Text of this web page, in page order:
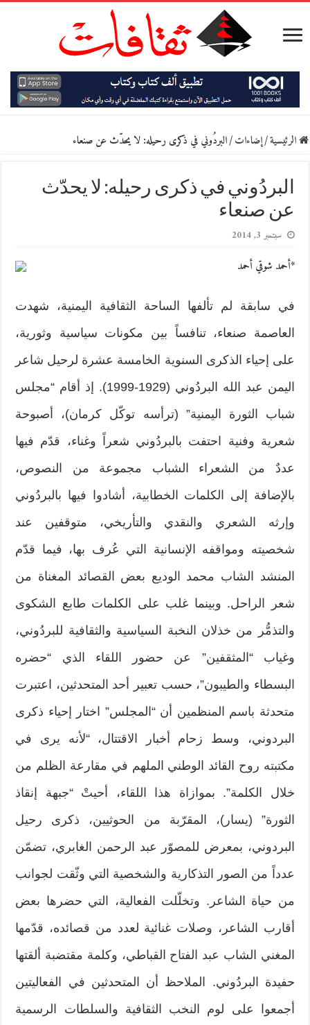
الرئيسية/إضاءات/البردُوني في ذكرى رحيله: لا يحدّث عن صنعاء
البردُوني في ذكرى رحيله: لا يحدّث
عن صنعاء
سبتمبر 3, 2014
*أحمد شوقي أحمد
في سابقة لم تألفها الساحة الثقافية اليمنية، شهدت
العاصمة صنعاء، تنافساً بين مكونات سياسية وثورية،
على إحياء الذكرى السنوية الخامسة عشرة لرحيل شاعر
اليمن عبد الله البردُوني (1929-1999). إذ أقام “مجلس
شباب الثورة اليمنية” (ترأسه توكّل كرمان)، أصبوحة
شعرية وفنية احتفت بالبردُوني شعراً وغناء، قدّم فيها
عددٌ من الشعراء الشباب مجموعة من النصوص،
بالإضافة إلى الكلمات الخطابية، أشادوا فيها بالبردُوني
وإرثه الشعري والنقدي والتأريخي، متوقفين عند
شخصيته ومواقفه الإنسانية التي عُرف بها، فيما قدّم
المنشد الشاب محمد الوديع بعض القصائد المغناة من
شعر الراحل. وبينما غلب على الكلمات طابع الشكوى
والتذمُّر من خذلان النخبة السياسية والثقافية للبردُوني،
وغياب “المثقفين” عن حضور اللقاء الذي “حضره
البسطاء والطيبون”، حسب تعبير أحد المتحدثين، اعتبرت
متحدثة باسم المنظمين أن “المجلس” اختار إحياء ذكرى
البردوني، وسط زحام أخبار الاقتتال، “لأنه يرى في
مكتبته روح القائد الوطني الملهم في مقارعة الظلم من
خلال الكلمة”. بموازاة هذا اللقاء، أحيتْ “جبهة إنقاذ
الثورة” (يسار)، المقرّبة من الحوثيين، ذكرى رحيل
البردوني، بمعرض للمصوّر عبد الرحمن الغابري، تضمّن
عدداً من الصور التذكارية والشخصية التي وثّقت لجوانب
من حياة الشاعر. وتخلّلت الفعالية، التي حضرها بعض
أقارب الشاعر، وصلات غنائية لعدد من قصائده، قدّمها
المغني الشاب عبد الفتاح القباطي، وكلمة مقتضبة ألقتها
حفيدة البردُوني. الملاحظ أن المتحدثين في الفعاليتين
أجمعوا على لوم النخب الثقافية والسلطات الرسمية